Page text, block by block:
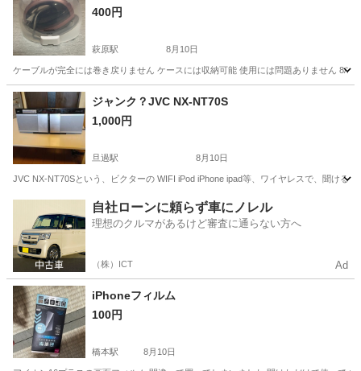
400円
萩原駅 8月10日
ケーブルが完全には巻き戻りません ケースには収納可能 使用には問題ありません 8/
福岡 北九州市 萩原駅
ジャンク？JVC NX-NT70S
1,000円
旦過駅 8月10日
JVC NX-NT70Sという、ビクターの WIFI iPod iPhone ipad等、ワイヤレスで、聞ける
旦過駅 オーディオ
自社ローンに頼らず車にノレル
理想のクルマがあるけど審査に通らない方へ
（株）ICT Ad
iPhoneフィルム
100円
橋本駅 8月10日